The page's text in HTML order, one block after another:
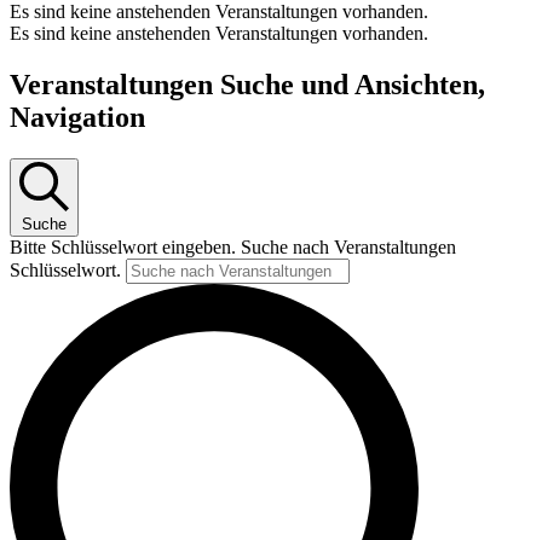
Es sind keine anstehenden Veranstaltungen vorhanden.
Es sind keine anstehenden Veranstaltungen vorhanden.
Veranstaltungen Suche und Ansichten,
Navigation
Suche
Bitte Schlüsselwort eingeben. Suche nach Veranstaltungen
Schlüsselwort.